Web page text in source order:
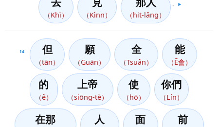
（Khì） （Kìnn） （hit-lâng）
▶️
14 但
（tān）
願
（Guān）
全
（Tsuân）
能
（Ē會）
的
（ê）
上帝
（siōng-tè）
使
（hō）
你們
（Lín）
在那 人 面 前